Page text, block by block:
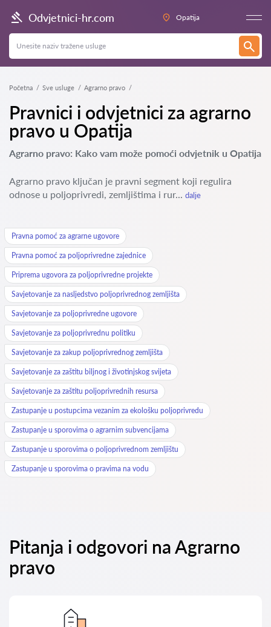
Odvjetnici-hr.com Opatija
Početna Sve usluge Agrarno pravo
Pravnici i odvjetnici za agrarno
pravo u Opatija
Agrarno pravo: Kako vam može pomoći odvjetnik u Opatija
Agrarno pravo ključan je pravni segment koji regulira
odnose u poljoprivredi, zemljištima i rur... dalje
Pravna pomoć za agrarne ugovore
Pravna pomoć za poljoprivredne zajednice
Priprema ugovora za poljoprivredne projekte
Savjetovanje za nasljedstvo poljoprivrednog zemljišta
Savjetovanje za poljoprivredne ugovore
Savjetovanje za poljoprivrednu politiku
Savjetovanje za zakup poljoprivrednog zemljišta
Savjetovanje za zaštitu biljnog i životinjskog svijeta
Savjetovanje za zaštitu poljoprivrednih resursa
Zastupanje u postupcima vezanim za ekološku poljoprivredu
Zastupanje u sporovima o agrarnim subvencijama
Zastupanje u sporovima o poljoprivrednom zemljištu
Zastupanje u sporovima o pravima na vodu
Pitanja i odgovori na Agrarno
pravo